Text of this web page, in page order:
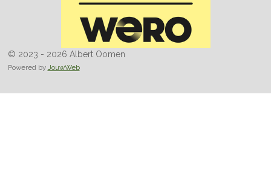
© 2023 - 2026 Albert Oomen
Powered by JouwWeb